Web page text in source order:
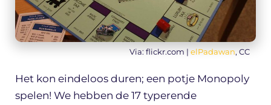
Via: flickr.com | elPadawan, CC
Het kon eindeloos duren; een potje Monopoly
spelen! We hebben de 17 typerende